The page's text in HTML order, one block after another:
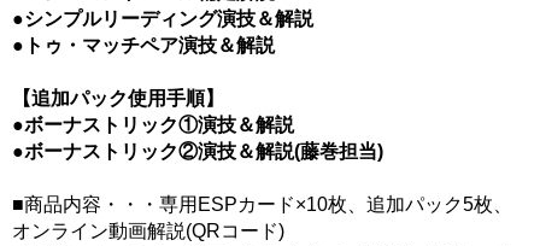
●シンプルリーディング演技＆解説
●トゥ・マッチペア演技＆解説
【追加パック使用手順】
●ボーナストリック①演技＆解説
●ボーナストリック②演技＆解説(藤巻担当)
■商品内容・・・専用ESPカード×10枚、追加パック5枚、
オンライン動画解説(QRコード)